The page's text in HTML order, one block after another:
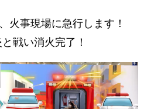
火事現場に急行します！
戦い消火完了！